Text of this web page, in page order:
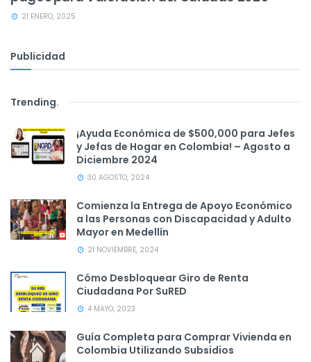
21 ENERO, 2025
Publicidad
Trending.
¡Ayuda Económica de $500,000 para Jefes
y Jefas de Hogar en Colombia! – Agosto a
Diciembre 2024
30 AGOSTO, 2024
Comienza la Entrega de Apoyo Económico
a las Personas con Discapacidad y Adulto
Mayor en Medellín
21 NOVIEMBRE, 2024
Cómo Desbloquear Giro de Renta
Ciudadana Por SuRED
4 MAYO, 2023
Guía Completa para Comprar Vivienda en
Colombia Utilizando Subsidios